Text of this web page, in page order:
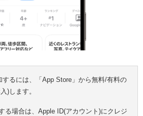
するには、「App Store」から無料/有料の
)します。
る場合は、Apple ID(アカウント)にクレジ